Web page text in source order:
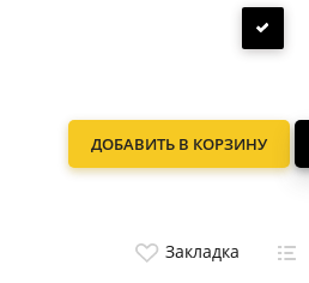
ДОБАВИТЬ В КОРЗИНУ
Закладка